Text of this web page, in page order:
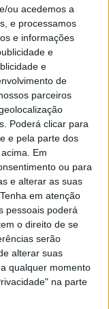
ou acedemos a
e processamos
e informações
e
e
de
parceiros
Poderá clicar para
e pela parte dos
Em
ou para
e alterar as suas
Tenha em atenção
pessoais poderá
o direito de se
serão
alterar suas
qualquer momento
na parte
há cerca de duas
Series de
Diária – 96.8
Adaptada